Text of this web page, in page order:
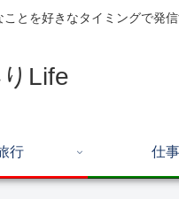
とを好きなタイミングで発信
Life
行 仕事